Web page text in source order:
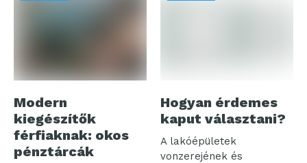
Modern
kiegészítők
férfiaknak: okos
pénztárcák
Hogyan érdemes
kaput választani?
A lakóépületek
vonzerejének és